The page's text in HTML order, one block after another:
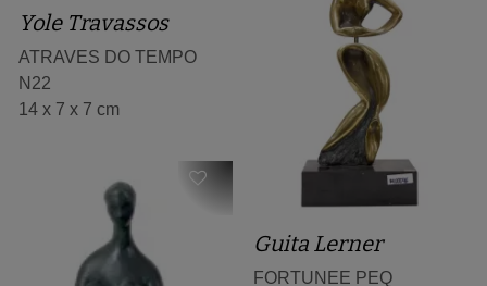
Yole Travassos
ATRAVES DO TEMPO
N22
14 x 7 x 7 cm
Guita Lerner
FORTUNEE PEQ